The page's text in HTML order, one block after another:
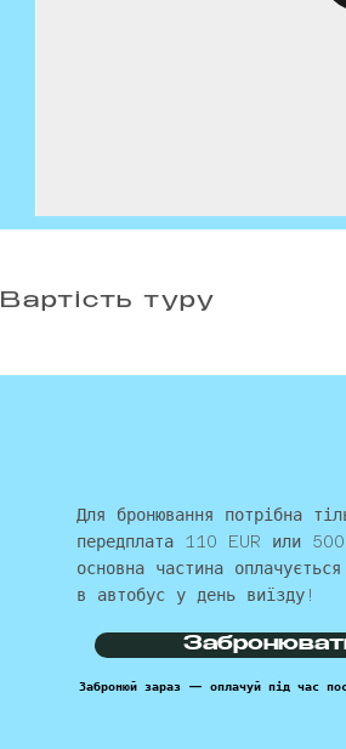
Вартість туру
Для бронювання потрібна
передплата 110 EUR или
основна частина
в автобус у день виїзду!
Забронюй зараз — оплачуй під час